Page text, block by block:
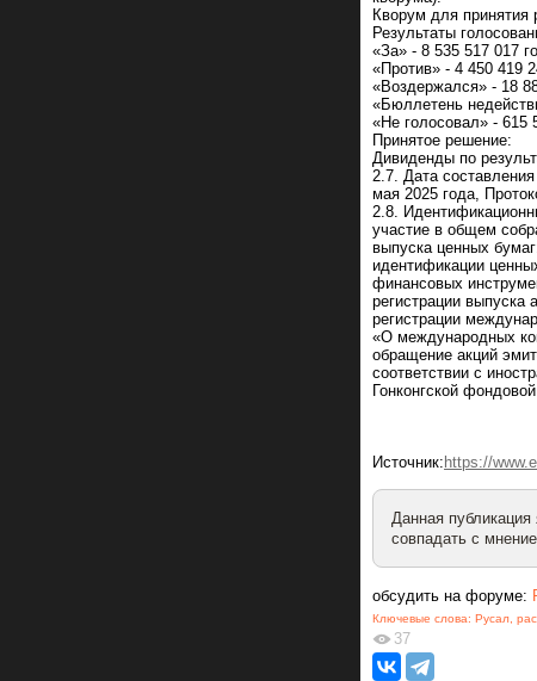
Кворум для принятия
Результаты
«За» - 8 535 517 017
«Против» - 4 450 419
«Воздержался» - 18
«Бюллетень
«Не голосовал» - 615
Принятое решение:
Дивиденды по
2.7. Дата
мая 2025 года,
2.8.
участие в общем
выпуска ценных
идентификации
финансовых
регистрации выпуска
регистрации
«О международных
обращение акций
соответствии с
Гонконгской
Источник: https://
Данная
совпадать с
обсудить на форуме:
Ключевые слова: Русал,
37